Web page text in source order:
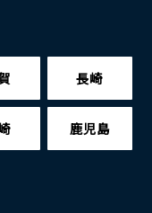
長崎
鹿児島